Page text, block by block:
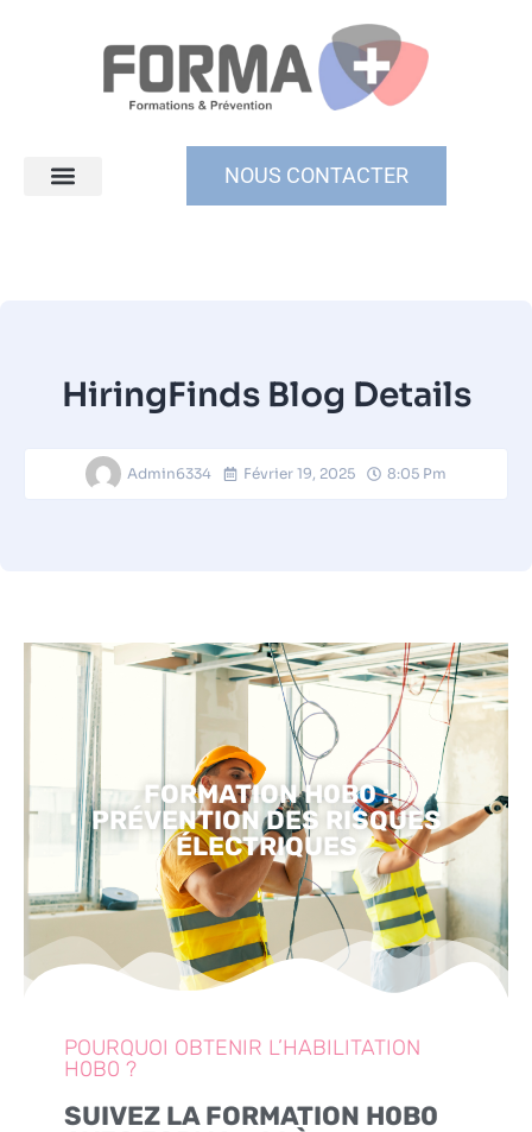
NOUS CONTACTER
HiringFinds Blog Details
Admin6334 Février 19, 2025 8:05 Pm
FORMATION H0B0 :
PRÉVENTION DES RISQUES
ÉLECTRIQUES
POURQUOI OBTENIR L’HABILITATION
H0B0 ?
SUIVEZ LA FORMATION H0B0